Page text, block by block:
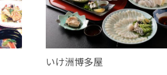
いけ洲博多屋